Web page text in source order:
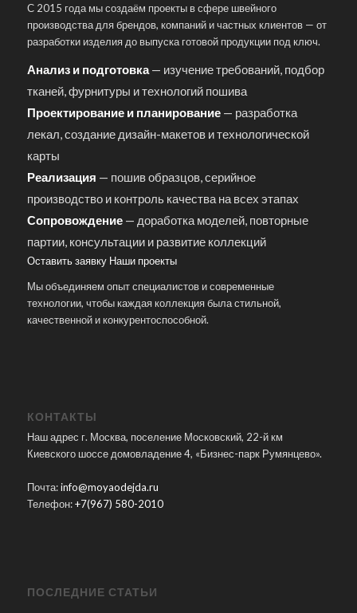
С 2015 года мы создаём проекты в сфере швейного
производства для брендов, компаний и частных клиентов — от
разработки изделия до выпуска готовой продукции под ключ.
Анализ и подготовка— изучение требований, подбор
тканей, фурнитуры и технологий пошива
Проектирование и планирование— разработка
лекал, создание дизайн-макетов и технологической
карты
Реализация — пошив образцов, серийное
производство и контроль качества на всех этапах
Сопровождение— доработка моделей, повторные
партии, консультации и развитие коллекций
Оставить заявку Наши проекты
Мы объединяем опыт специалистов и современные
технологии, чтобы каждая коллекция была стильной,
качественной и конкурентоспособной.
КОНТАКТЫ
Наш адрес г. Москва, поселение Московский, 22-й км
Киевского шоссе домовладение 4, «Бизнес-парк Румянцево».
Почта:info@moyaodejda.ru
Телефон:+7(967) 580-2010
ПОСЛЕДНИЕ СТАТЬИ